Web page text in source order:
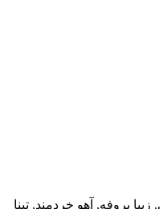
بروفه, آهو خردمند, تینا